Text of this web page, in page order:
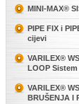
MINI-MAX®
PIPE FIX i
cijevi
VARILEX®
LOOP
VARILEX®
BRUŠENJA I